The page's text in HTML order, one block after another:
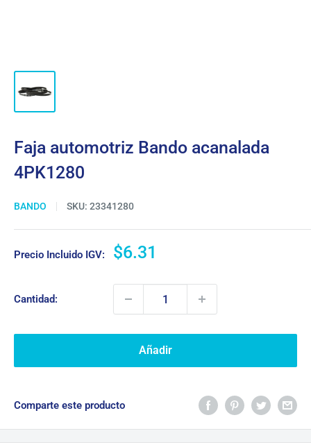
Faja automotriz Bando acanalada
4PK1280
BANDO SKU: 23341280
Precio Incluido IGV:
Precio
venta
$6.31
Cantidad:
Añadir
Comparte este producto